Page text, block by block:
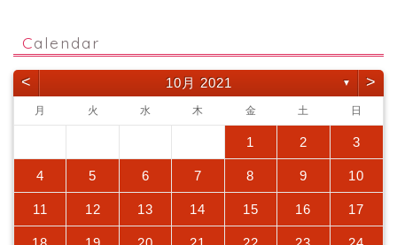
Calendar
< 10月 2021 ▼ >
月 火 水 木 金 土 日
1 2 3
4 5 6 7 8 9 10
11 12 13 14 15 16 17